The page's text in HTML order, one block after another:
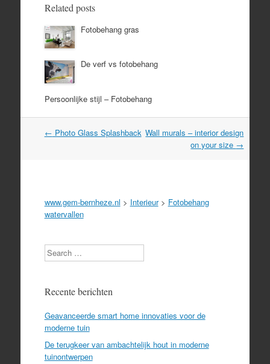
Related posts
Fotobehang gras
De verf vs fotobehang
Persoonlijke stijl – Fotobehang
Post
← Photo Glass Splashback Wall murals – interior design
on your size →
www.gem-bernheze.nl > Interieur> Fotobehang
watervallen
Search
Recente berichten
Geavanceerde smart home innovaties voor de
moderne tuin
De terugkeer van ambachtelijk hout in moderne
tuinontwerpen